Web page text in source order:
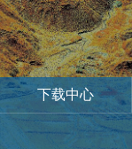
下载中心